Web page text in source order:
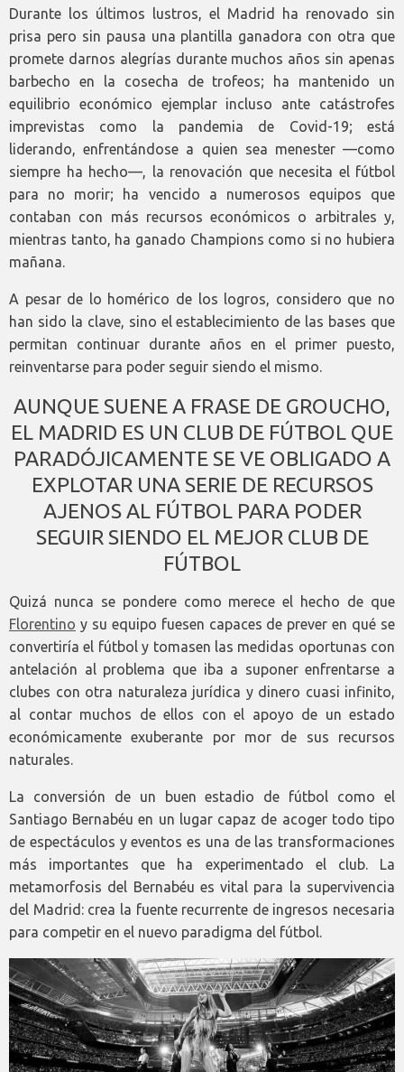
Durante los últimos lustros, el Madrid ha renovado sin
prisa pero sin pausa una plantilla ganadora con otra que
promete darnos alegrías durante muchos años sin apenas
barbecho en la cosecha de trofeos; ha mantenido un
equilibrio económico ejemplar incluso ante catástrofes
imprevistas como la pandemia de Covid-19; está
liderando, enfrentándose a quien sea menester —como
siempre ha hecho—, la renovación que necesita el fútbol
para no morir; ha vencido a numerosos equipos que
contaban con más recursos económicos o arbitrales y,
mientras tanto, ha ganado Champions como si no hubiera
mañana.
A pesar de lo homérico de los logros, considero que no
han sido la clave, sino el establecimiento de las bases que
permitan continuar durante años en el primer puesto,
reinventarse para poder seguir siendo el mismo.
AUNQUE SUENE A FRASE DE GROUCHO,
EL MADRID ES UN CLUB DE FÚTBOL QUE
PARADÓJICAMENTE SE VE OBLIGADO A
EXPLOTAR UNA SERIE DE RECURSOS
AJENOS AL FÚTBOL PARA PODER
SEGUIR SIENDO EL MEJOR CLUB DE
FÚTBOL
Quizá nunca se pondere como merece el hecho de que
Florentino y su equipo fuesen capaces de prever en qué se
convertiría el fútbol y tomasen las medidas oportunas con
antelación al problema que iba a suponer enfrentarse a
clubes con otra naturaleza jurídica y dinero cuasi infinito,
al contar muchos de ellos con el apoyo de un estado
económicamente exuberante por mor de sus recursos
naturales.
La conversión de un buen estadio de fútbol como el
Santiago Bernabéu en un lugar capaz de acoger todo tipo
de espectáculos y eventos es una de las transformaciones
más importantes que ha experimentado el club. La
metamorfosis del Bernabéu es vital para la supervivencia
del Madrid: crea la fuente recurrente de ingresos necesaria
para competir en el nuevo paradigma del fútbol.